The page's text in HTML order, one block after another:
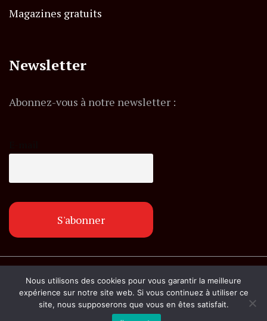
Magazines gratuits
Newsletter
Abonnez-vous à notre newsletter :
© Copyright lemagazineinfo.fr. Tous droits
réservés.
Nous utilisons des cookies pour vous garantir la meilleure
expérience sur notre site web. Si vous continuez à utiliser ce
site, nous supposerons que vous en êtes satisfait.